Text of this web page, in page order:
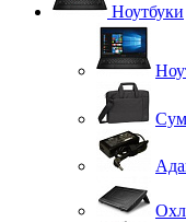
Ноутбуки